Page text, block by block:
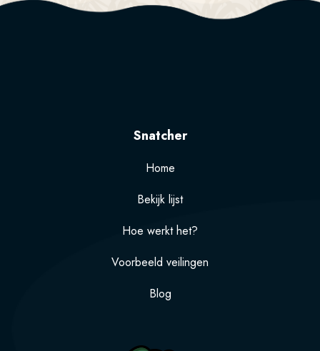
Snatcher
Home
Bekijk lijst
Hoe werkt het?
Voorbeeld veilingen
Blog